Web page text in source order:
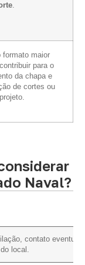
.
formato maior
para o
da chapa e
de cortes ou
Naval?
contato eventual
local.